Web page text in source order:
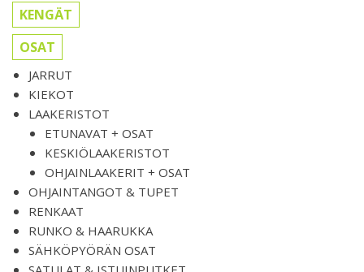
KENGÄT
OSAT
JARRUT
KIEKOT
LAAKERISTOT
ETUNAVAT + OSAT
KESKIÖLAAKERISTOT
OHJAINLAAKERIT + OSAT
OHJAINTANGOT & TUPET
RENKAAT
RUNKO & HAARUKKA
SÄHKÖPYÖRÄN OSAT